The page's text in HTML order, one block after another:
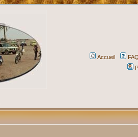
Accueil